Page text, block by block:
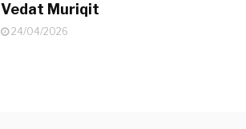
Vedat Muriqit
24/04/2026